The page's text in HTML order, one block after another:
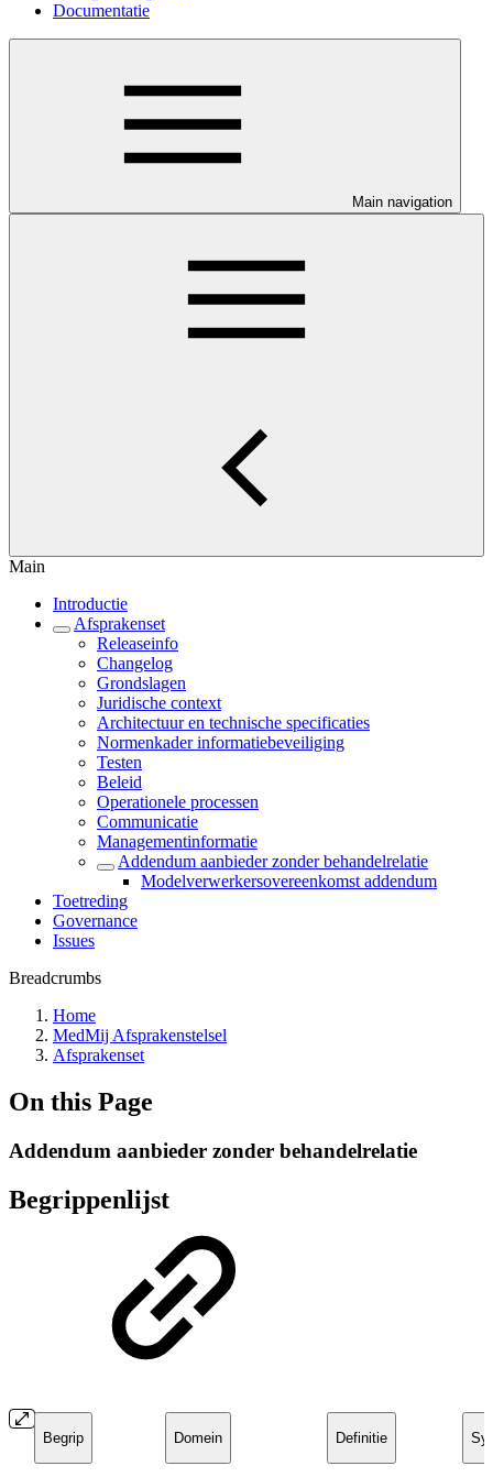
Documentatie
Main navigation
Main
Introductie
Afsprakenset
Releaseinfo
Changelog
Grondslagen
Juridische context
Architectuur en technische specificaties
Normenkader informatiebeveiliging
Testen
Beleid
Operationele processen
Communicatie
Managementinformatie
Addendum aanbieder zonder behandelrelatie
Modelverwerkersovereenkomst addendum
Toetreding
Governance
Issues
Breadcrumbs
Home
MedMij Afsprakenstelsel
Afsprakenset
On this Page
Addendum aanbieder zonder behandelrelatie
Begrippenlijst
Begrip Domein Definitie